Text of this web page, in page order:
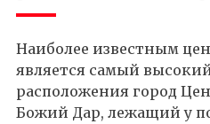
Наиболее известным
является самый
расположения город
Божий Дар, лежащий у